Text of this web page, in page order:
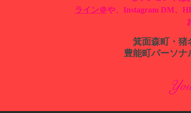
​ライン＠や、Instagram DM、
箕面森町・猪
豊能町パーソナ